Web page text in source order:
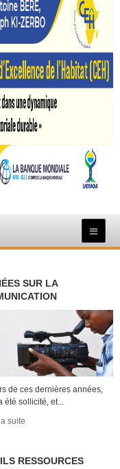
SUR LA
de ces dernières années,
été sollicité, et...
suite
RESSOURCES